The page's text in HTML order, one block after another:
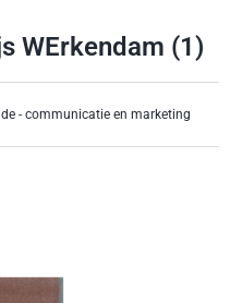
WErkendam (1)
- communicatie en marketing